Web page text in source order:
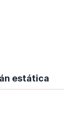
estática